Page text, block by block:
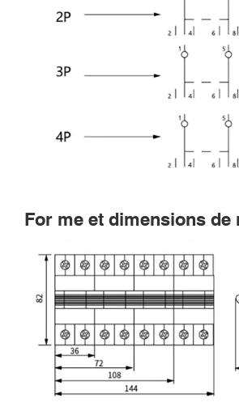
For me et dimensions de
Rechercher